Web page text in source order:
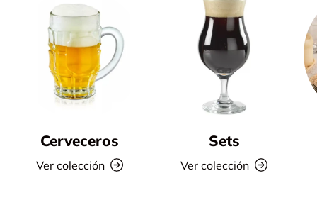
Cerveceros
Ver colección
Sets
Ver colección